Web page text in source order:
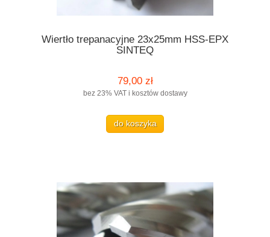
Wiertło trepanacyjne 23x25mm HSS-EPX
SINTEQ
79,00 zł
bez 23% VAT i kosztów dostawy
do koszyka